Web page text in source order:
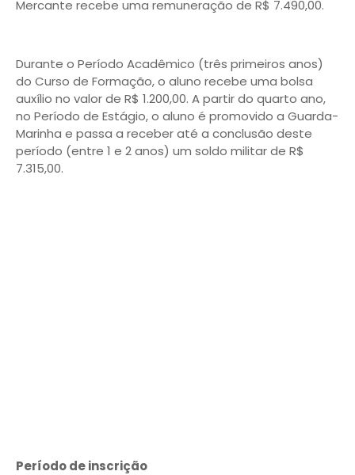
Mercante recebe uma remuneração de R$ 7.490,00.
Durante o Período Acadêmico (três primeiros anos)
do Curso de Formação, o aluno recebe uma bolsa
auxílio no valor de R$ 1.200,00. A partir do quarto ano,
no Período de Estágio, o aluno é promovido a Guarda-
Marinha e passa a receber até a conclusão deste
período (entre 1 e 2 anos) um soldo militar de R$
7.315,00.
Período de inscrição